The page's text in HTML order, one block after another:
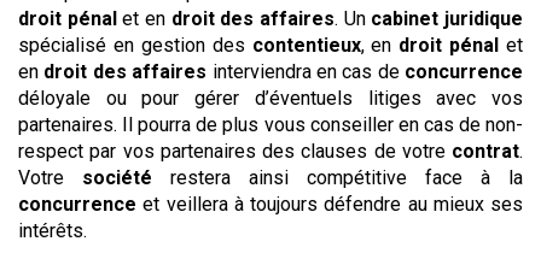
droit pénal et en droit des affaires. Un cabinet juridique
spécialisé en gestion des contentieux, en droit pénal et
en droit des affaires interviendra en cas de concurrence
déloyale ou pour gérer d’éventuels litiges avec vos
partenaires. Il pourra de plus vous conseiller en cas de non-
respect par vos partenaires des clauses de votre contrat.
Votre société restera ainsi compétitive face à la
concurrence et veillera à toujours défendre au mieux ses
intérêts.